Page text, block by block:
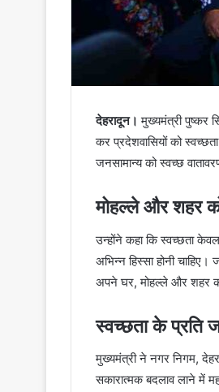
देहरादून।मुख्यमंत्री पुष्कर
कर प्रदेशवासियों को
जनसामान्य को स्वच्छ
मोहल्ले और शहर
उन्होंने कहा कि स्वच्छता
अभिन्न हिस्सा होनी
अपने घर, मोहल्ले और शहर को
स्वच्छता के प्रति
मुख्यमंत्री ने नगर निगम,
सकारात्मक बदलाव लाने में